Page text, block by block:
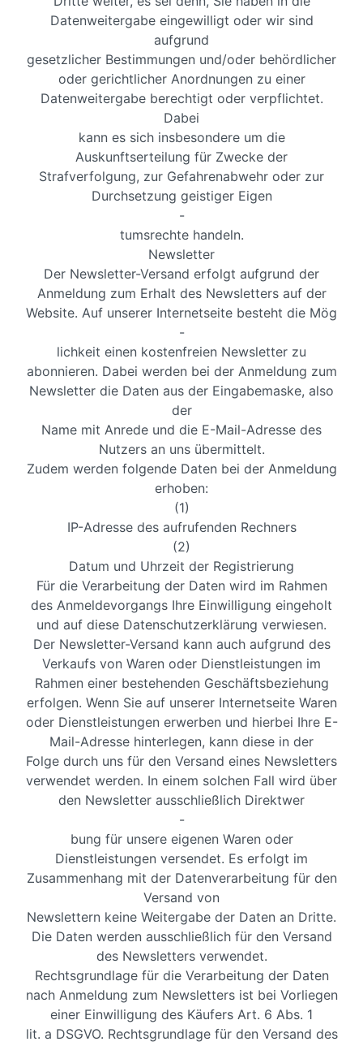
Datenweitergabe eingewilligt oder wir sind
aufgrund
gesetzlicher Bestimmungen und/oder behördlicher
oder gerichtlicher Anordnungen zu einer
Datenweitergabe berechtigt oder verpflichtet.
Dabei
kann es sich insbesondere um die
Auskunftserteilung für Zwecke der
Strafverfolgung, zur Gefahrenabwehr oder zur
Durchsetzung geistiger Eigen
-
tumsrechte handeln.
Newsletter
Der Newsletter-Versand erfolgt aufgrund der
Anmeldung zum Erhalt des Newsletters auf der
Website. Auf unserer Internetseite besteht die Mög
-
lichkeit einen kostenfreien Newsletter zu
abonnieren. Dabei werden bei der Anmeldung zum
Newsletter die Daten aus der Eingabemaske, also
der
Name mit Anrede und die E-Mail-Adresse des
Nutzers an uns übermittelt.
Zudem werden folgende Daten bei der Anmeldung
erhoben:
(1)
IP-Adresse des aufrufenden Rechners
(2)
Datum und Uhrzeit der Registrierung
Für die Verarbeitung der Daten wird im Rahmen
des Anmeldevorgangs Ihre Einwilligung eingeholt
und auf diese Datenschutzerklärung verwiesen.
Der Newsletter-Versand kann auch aufgrund des
Verkaufs von Waren oder Dienstleistungen im
Rahmen einer bestehenden Geschäftsbeziehung
erfolgen. Wenn Sie auf unserer Internetseite Waren
oder Dienstleistungen erwerben und hierbei Ihre E-
Mail-Adresse hinterlegen, kann diese in der
Folge durch uns für den Versand eines Newsletters
verwendet werden. In einem solchen Fall wird über
den Newsletter ausschließlich Direktwer
-
bung für unsere eigenen Waren oder
Dienstleistungen versendet. Es erfolgt im
Zusammenhang mit der Datenverarbeitung für den
Versand von
Newslettern keine Weitergabe der Daten an Dritte.
Die Daten werden ausschließlich für den Versand
des Newsletters verwendet.
Rechtsgrundlage für die Verarbeitung der Daten
nach Anmeldung zum Newsletters ist bei Vorliegen
einer Einwilligung des Käufers Art. 6 Abs. 1
lit. a DSGVO. Rechtsgrundlage für den Versand des